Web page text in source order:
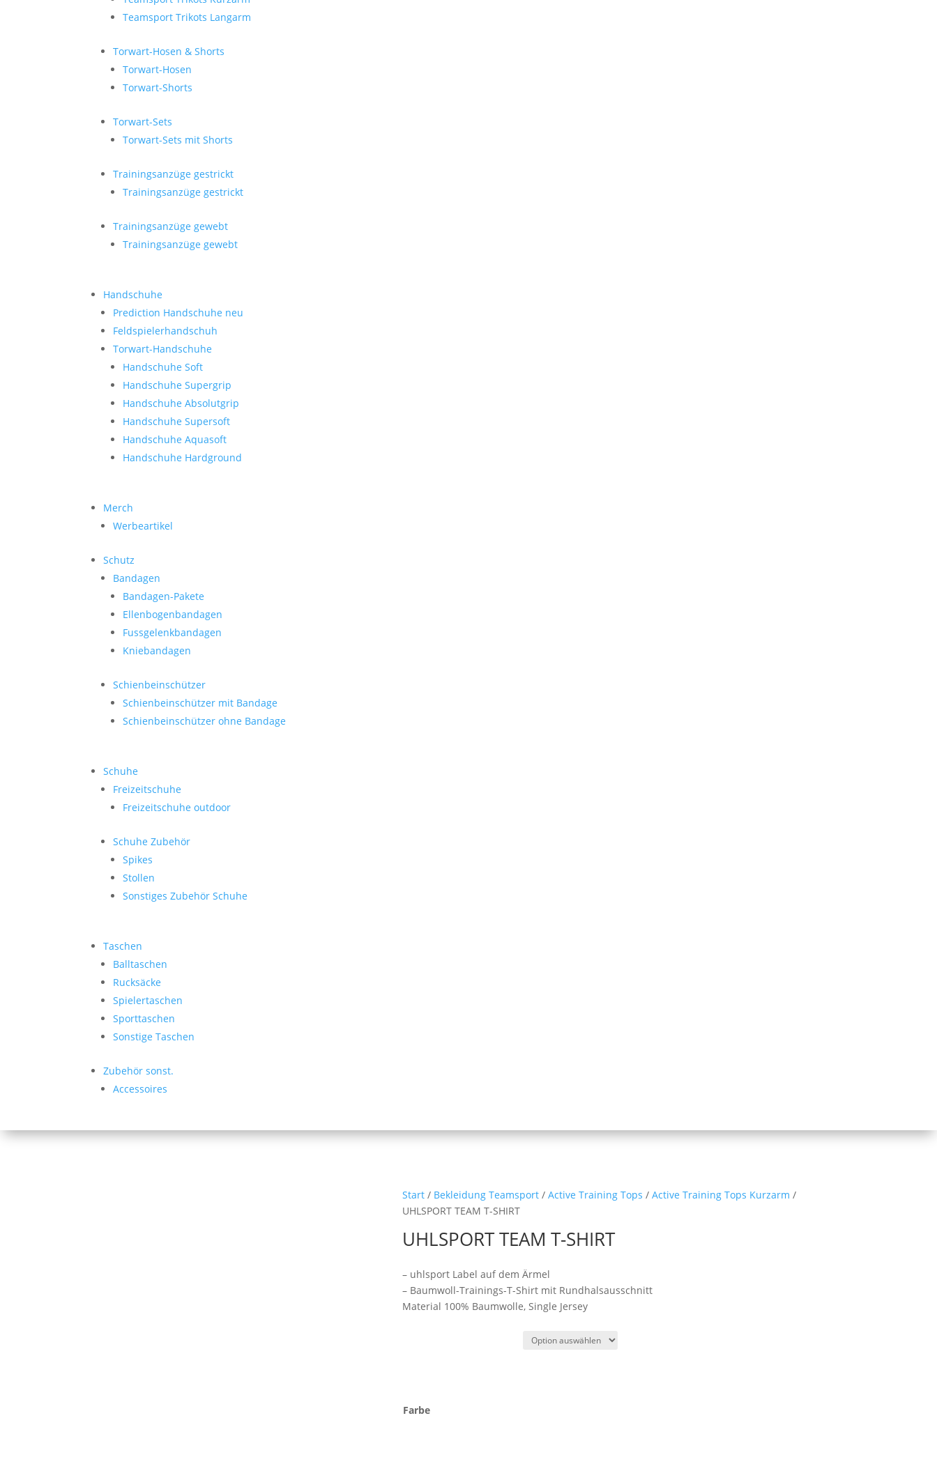
Teamsport Trikots Langarm
Torwart-Hosen & Shorts
Torwart-Hosen
Torwart-Shorts
Torwart-Sets
Torwart-Sets mit Shorts
Trainingsanzüge gestrickt
Trainingsanzüge gestrickt
Trainingsanzüge gewebt
Trainingsanzüge gewebt
Handschuhe
Prediction Handschuhe neu
Feldspielerhandschuh
Torwart-Handschuhe
Handschuhe Soft
Handschuhe Supergrip
Handschuhe Absolutgrip
Handschuhe Supersoft
Handschuhe Aquasoft
Handschuhe Hardground
Merch
Werbeartikel
Schutz
Bandagen
Bandagen-Pakete
Ellenbogenbandagen
Fussgelenkbandagen
Kniebandagen
Schienbeinschützer
Schienbeinschützer mit Bandage
Schienbeinschützer ohne Bandage
Schuhe
Freizeitschuhe
Freizeitschuhe outdoor
Schuhe Zubehör
Spikes
Stollen
Sonstiges Zubehör Schuhe
Taschen
Balltaschen
Rucksäcke
Spielertaschen
Sporttaschen
Sonstige Taschen
Zubehör sonst.
Accessoires
Start / Bekleidung Teamsport /Active Training Tops /Active Training Tops Kurzarm /
UHLSPORT TEAM T-SHIRT
UHLSPORT TEAM T-SHIRT
– uhlsport Label auf dem Ärmel
– Baumwoll-Trainings-T-Shirt mit Rundhalsausschnitt
Material 100% Baumwolle, Single Jersey
Farbe